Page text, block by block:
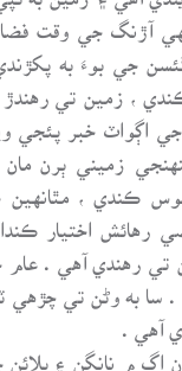
آڙنگ جي وقت
جي بوءَ به
، زمين تي رهندڙ
اڳواٽ خبر پئجي
زميني ٻرن
ڪندي ، مٿانهين
رهائش اختيار ڪندا
تي رهندي آهي . عام
. سا به وڻن تي چڙهي
آهي .
اڳ ۾ نانگن ۽ بلائن